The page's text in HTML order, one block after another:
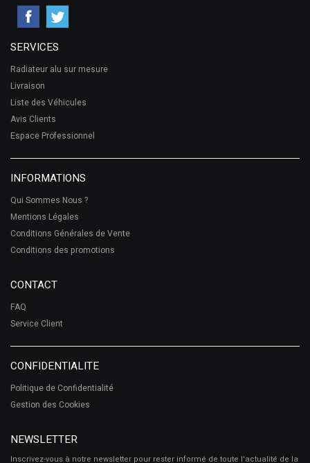
SERVICES
Radiateur alu sur mesure
Livraison
Liste des Véhicules
Avis Clients
Espace Professionnel
INFORMATIONS
Qui Sommes Nous ?
Mentions Légales
Conditions Générales de Vente
Conditions des promotions
CONTACT
FAQ
Service Client
CONFIDENTIALITE
Politique de Confidentialité
Gestion des Cookies
NEWSLETTER
Inscrivez-vous à notre newsletter pour rester informé de toute l'actualité de la